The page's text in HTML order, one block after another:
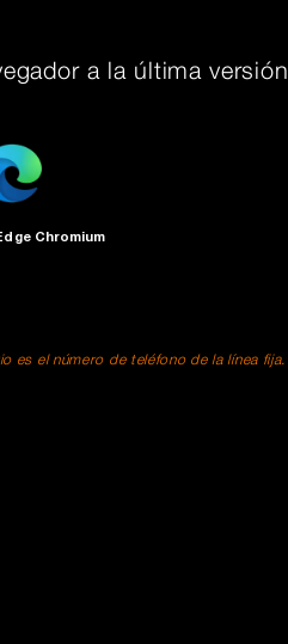
a la última versión
Chromium
es el número de teléfono de la línea fija.